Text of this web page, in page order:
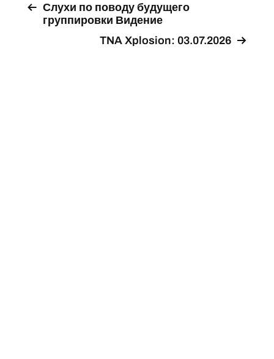
Слухи по поводу будущего
группировки Видение
TNA Xplosion: 03.07.2026